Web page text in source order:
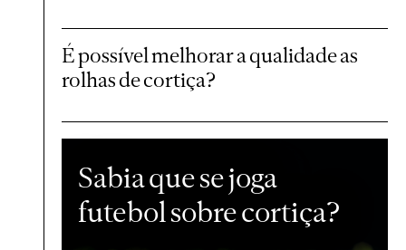
É possível melhorar a qualidade as
rolhas de cortiça?
Sabia que se joga
futebol sobre cortiça?